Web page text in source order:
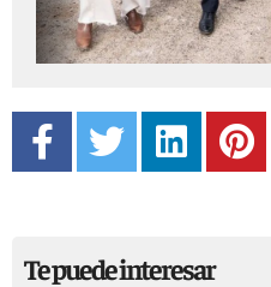
Te puede interesar